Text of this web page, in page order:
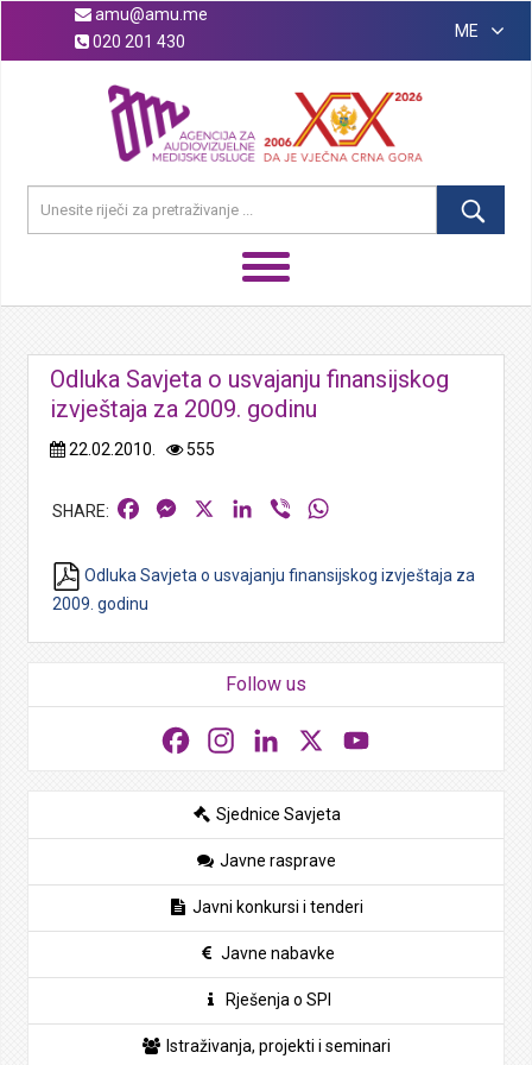
amu@amu.me
020 201 430
ME
Odluka Savjeta o usvajanju finansijskog
izvještaja za 2009. godinu
22.02.2010. 555
FacebookMessengerLinkedIn
Viber
Odluka Savjeta o usvajanju finansijskog izvještaja za
2009. godinu
Follow us
FacebookInstagramLinkedIn
Sjednice Savjeta
Javne rasprave
Javni konkursi i tenderi
Javne nabavke
Rješenja o SPI
Istraživanja, projekti i seminari